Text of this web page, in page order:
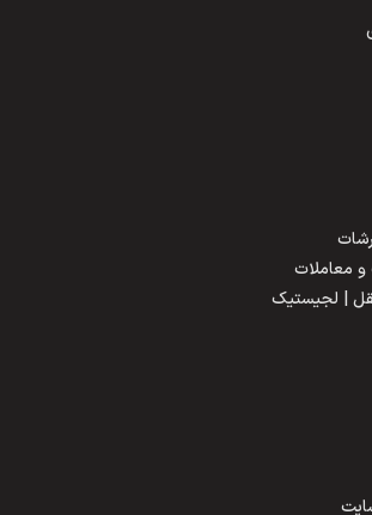
و معاملات
| لجیستیک